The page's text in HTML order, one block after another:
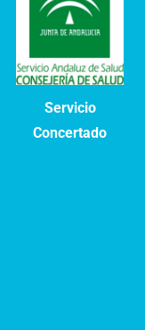
Servicio
Concertado